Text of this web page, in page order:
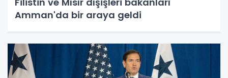
Amman'da bir araya geldi